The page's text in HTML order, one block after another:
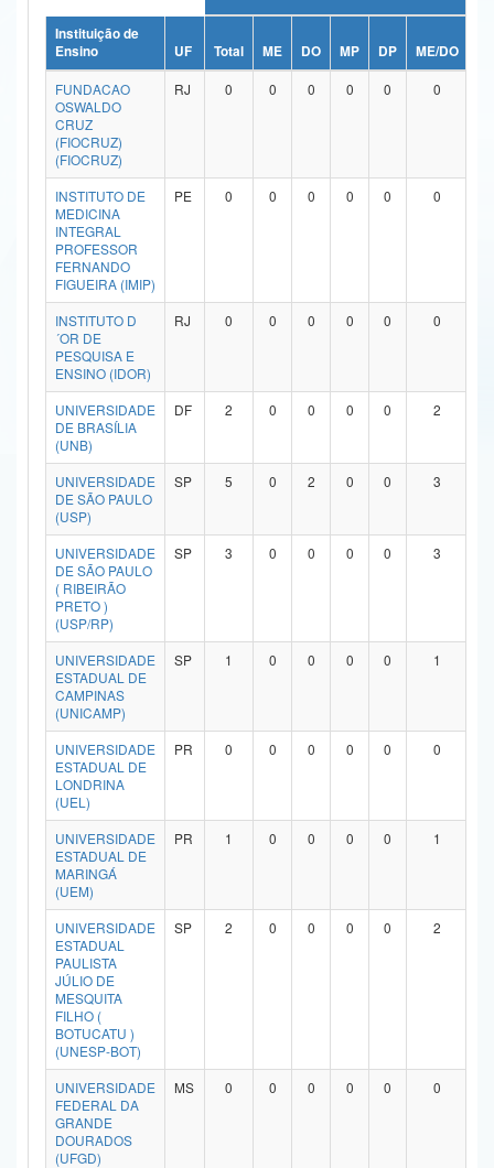
Ministério da Ciência, Tecnologia, Inovações e Comunicações
Ministério do Meio Ambiente
Ministério do Turismo
Ministério do Desenvolvimento Regional
Controladoria-Geral da União
Ministério da Mulher, da Família e dos Direitos Humanos
Secretaria-Geral
Secretaria de Governo
Gabinete de Segurança Institucional
Advocacia-Geral da União
Banco Central do Brasil
Instituição de
Ensino
UF Total ME DO MP DP ME/DO
FUNDACAO
OSWALDO
CRUZ
(FIOCRUZ)
(FIOCRUZ)
RJ 0 0 0 0 0 0
INSTITUTO DE
MEDICINA
INTEGRAL
PROFESSOR
FERNANDO
FIGUEIRA (IMIP)
PE 0 0 0 0 0 0
INSTITUTO D
´OR DE
PESQUISA E
ENSINO (IDOR)
RJ 0 0 0 0 0 0
UNIVERSIDADE
DE BRASÍLIA
(UNB)
DF 2 0 0 0 0 2
UNIVERSIDADE
DE SÃO PAULO
(USP)
SP 5 0 2 0 0 3
UNIVERSIDADE
DE SÃO PAULO
( RIBEIRÃO
PRETO )
(USP/RP)
SP 3 0 0 0 0 3
UNIVERSIDADE
ESTADUAL DE
CAMPINAS
(UNICAMP)
SP 1 0 0 0 0 1
UNIVERSIDADE
ESTADUAL DE
LONDRINA
(UEL)
PR 0 0 0 0 0 0
UNIVERSIDADE
ESTADUAL DE
MARINGÁ
(UEM)
PR 1 0 0 0 0 1
UNIVERSIDADE
ESTADUAL
PAULISTA
JÚLIO DE
MESQUITA
FILHO (
BOTUCATU )
(UNESP-BOT)
SP 2 0 0 0 0 2
UNIVERSIDADE
FEDERAL DA
GRANDE
DOURADOS
(UFGD)
MS 0 0 0 0 0 0